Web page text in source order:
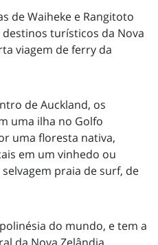
de Waiheke e Rangitoto
turísticos da Nova
viagem de ferry da
de Auckland, os
uma ilha no Golfo
uma floresta nativa,
em um vinhedo ou
praia de surf, de
do mundo, e tem a